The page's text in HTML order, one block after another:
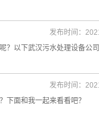
以下武汉污水处理设备公司
发布时间：
？下面和我一起来看看吧？
发布时间：